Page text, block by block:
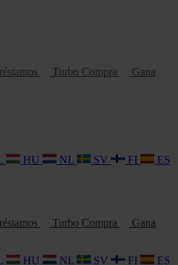
Turbo Compra
Gana
HU NL SV FI
ES
Turbo Compra
Gana
HU NL SV FI
ES